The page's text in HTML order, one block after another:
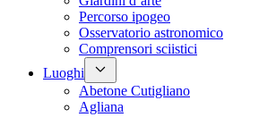
Percorso ipogeo
Osservatorio astronomico
Comprensori sciistici
Luoghi
Abetone Cutigliano
Agliana